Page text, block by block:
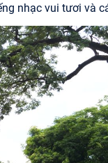
nhạc vui tươi và